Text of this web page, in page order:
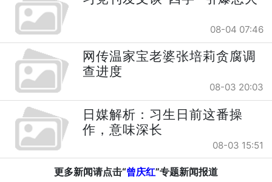
08-04 07:46
网传温家宝老婆张培莉贪腐调
查进度
08-03 20:03
日媒解析：习生日前这番操
作，意味深长
08-03 15:51
更多新闻请点击“曾庆红”专题新闻报道